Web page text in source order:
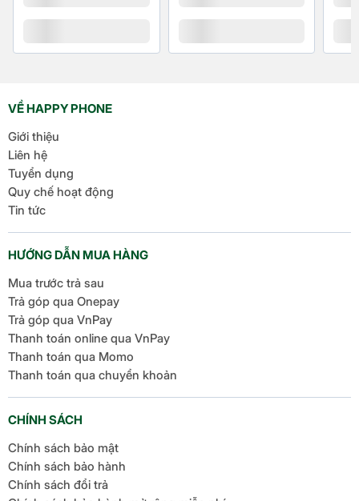
chế an toàn hiện đại:
Van xả áp tự động, kiểm soát áp suất ổn định,
còn cao, ngăn rủi ro.
Chống tắc nghẽn van xả, đảm bảo hơi nước
thoát thông suốt.
Nắp không đóng nếu thao tác sai, tăng độ an
phù hợp cho gia đình có trẻ nhỏ.
Thiết kế hiện đại, tối ưu
tiện ích
VỀ HAPPY PHONE
Giới thiệu
Liên hệ
Tuyển dụng
Quy chế hoạt động
Tin tức
HƯỚNG DẪN MUA HÀNG
Mua trước trả sau
Trả góp qua Onepay
Trả góp qua VnPay
Thanh toán online qua VnPay
Thanh toán qua Momo
Thanh toán qua chuyển khoản
CHÍNH SÁCH
Chính sách bảo mật
Chính sách bảo hành
Chính sách đổi trả